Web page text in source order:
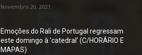
Novembro 20, 2021
Emoções do Rali de Portugal regressam
este domingo à ‘catedral’ (C/HORÁRIO E
MAPAS)